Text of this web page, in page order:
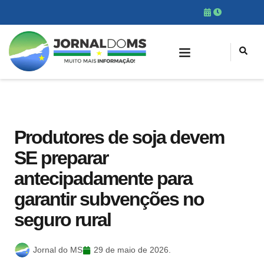
Produtores de soja devem
SE preparar
antecipadamente para
garantir subvenções no
seguro rural
Jornal do MS 29 de maio de 2026.